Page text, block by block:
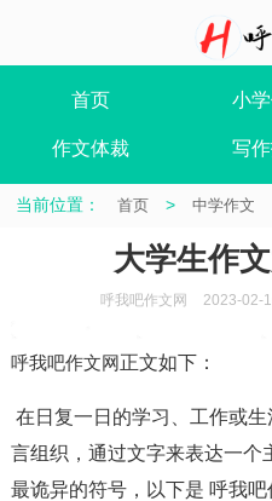
首页 小
作文体裁 写
当前位置： 首页 > 中学作文
大学生作
呼我吧作文网 2023-02-
呼我吧作文网正文如下：
言组织，通过文字来表达一个
最诡异的符号，以下是 呼我